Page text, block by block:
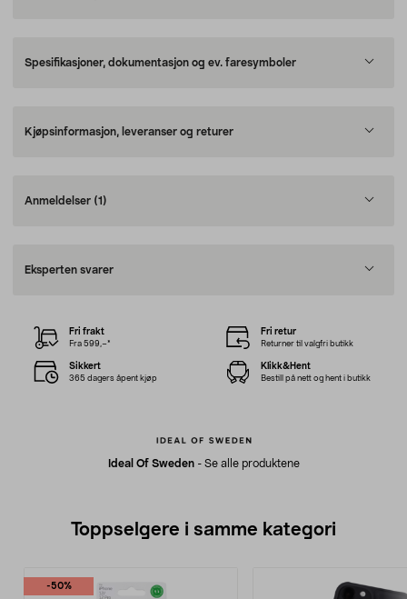
Spesifikasjoner, dokumentasjon og ev. faresymboler
Kjøpsinformasjon, leveranser og returer
Anmeldelser (1)
Eksperten svarer
Ideal Of Sweden- Se alle produktene
Fri frakt
Fra 599,–*
Fri retur
Returner til valgfri butikk
Sikkert
365 dagers åpent kjøp
Klikk&Hent
Bestill på nett og hent i butikk
Toppselgere i samme kategori
-50%